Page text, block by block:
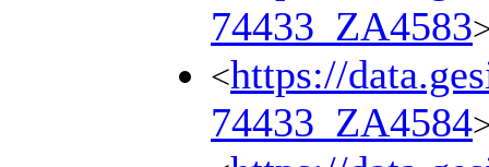
74433_ZA4583
<https://
74433_ZA4584